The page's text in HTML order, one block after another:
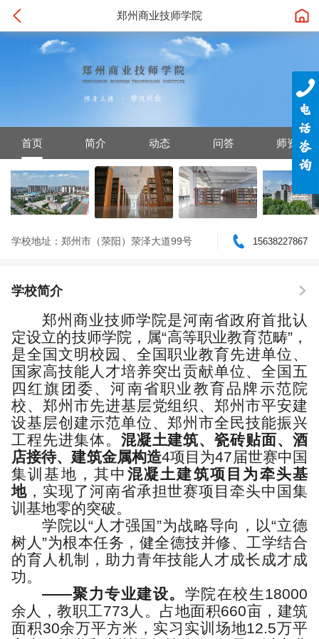
郑州商业技师学院
首页 简介 动态 问答 师资
学校地址：郑州市（荥阳）荥泽大道99号 15638227867
学校简介
郑州商业技师学院是河南省政府首批认
定设立的技师学院，属“高等职业教育范畴”，
是全国文明校园、全国职业教育先进单位、
国家高技能人才培养突出贡献单位、全国五
四红旗团委、河南省职业教育品牌示范院
校、郑州市先进基层党组织、郑州市平安建
设基层创建示范单位、郑州市全民技能振兴
工程先进集体。 混凝土建筑、瓷砖贴面、酒
店接待、建筑金属构造4项目为47届世赛中国
集训基地，其中 混凝土建筑项目为牵头基
地，实现了河南省承担世赛项目牵头中国集
训基地零的突破。
学院以“人才强国”为战略导向，以“立德
树人”为根本任务，健全德技并修、工学结合
的育人机制，助力青年技能人才成长成才成
功。
——聚力专业建设。 学院在校生18000
余人，教职工773人。占地面积660亩，建筑
面积30余万平方米，实习实训场地12.5万平